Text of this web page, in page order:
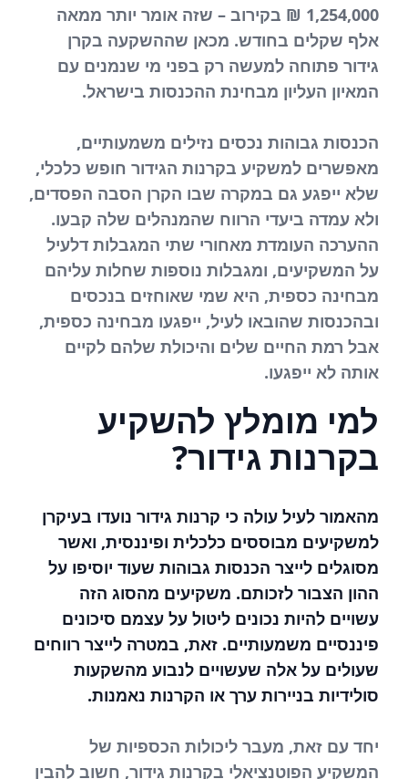
1,254,000 ₪ בקירוב – שזה אומר יותר ממאה
אלף שקלים בחודש. מכאן שההשקעה בקרן
גידור פתוחה למעשה רק בפני מי שנמנים עם
המאיון העליון מבחינת ההכנסות בישראל.
הכנסות גבוהות נכסים נזילים משמעותיים,
מאפשרים למשקיע בקרנות הגידור חופש כלכלי,
שלא ייפגע גם במקרה שבו הקרן הסבה הפסדים,
ולא עמדה ביעדי הרווח שהמנהלים שלה קבעו.
ההערכה העומדת מאחורי שתי המגבלות דלעיל
על המשקיעים, ומגבלות נוספות שחלות עליהם
מבחינה כספית, היא שמי שאוחזים בנכסים
ובהכנסות שהובאו לעיל, ייפגעו מבחינה כספית,
אבל רמת החיים שלים והיכולת שלהם לקיים
אותה לא ייפגעו.
למי מומלץ להשקיע
בקרנות גידור?
מהאמור לעיל עולה כי קרנות גידור נועדו בעיקרן
למשקיעים מבוססים כלכלית ופיננסית, ואשר
מסוגלים לייצר הכנסות גבוהות שעוד יוסיפו על
ההון הצבור לזכותם. משקיעים מהסוג הזה
עשויים להיות נכונים ליטול על עצמם סיכונים
פיננסיים משמעותיים. זאת, במטרה לייצר רווחים
שעולים על אלה שעשויים לנבוע מהשקעות
סולידיות בניירות ערך או הקרנות נאמנות.
יחד עם זאת, מעבר ליכולות הכספיות של
המשקיע הפוטנציאלי בקרנות גידור, חשוב להבין